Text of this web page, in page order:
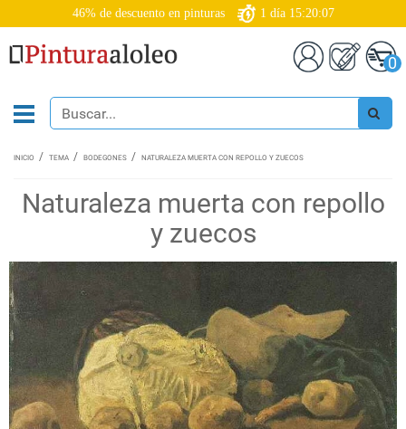
46% de descuento en pinturas 1 día 15:20:06
0
INICIO TEMA BODEGONES NATURALEZA MUERTA CON REPOLLO Y ZUECOS
Naturaleza muerta con repollo
y zuecos